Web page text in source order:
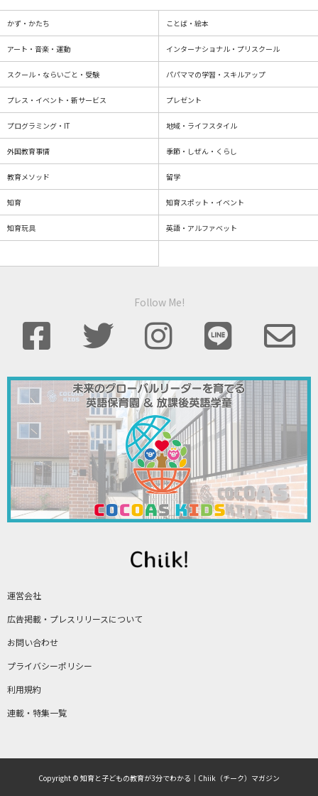
運営会社
広告掲載・プレスリリースについて
お問い合わせ
プライバシーポリシー
利用規約
連載・特集一覧
かず・かたち ことば・絵本
アート・音楽・運動 インターナショナル・プリスクール
スクール・ならいごと・受験 パパママの学習・スキルアップ
プレス・イベント・新サービス プレゼント
プログラミング・IT 地域・ライフスタイル
外国教育事情 季節・しぜん・くらし
教育メソッド 留学
知育 知育スポット・イベント
知育玩具 英語・アルファベット
Follow Me!
Copyright © 知育と子どもの教育が3分でわかる｜Chiik（チーク）マガジン